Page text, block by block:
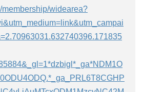
membership/widearea?